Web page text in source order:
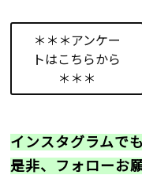
＊＊＊アンケー
トはこちらから
＊＊＊
インスタグラムで
是非、フォローお